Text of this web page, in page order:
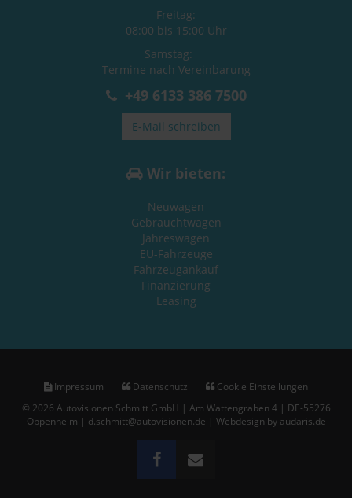
Freitag:
08:00 bis 15:00 Uhr
Samstag:
Termine nach Vereinbarung
+49 6133 386 7500
E-Mail schreiben
Wir bieten:
Neuwagen
Gebrauchtwagen
Jahreswagen
EU-Fahrzeuge
Fahrzeugankauf
Finanzierung
Leasing
Impressum Datenschutz
Cookie Einstellungen
© 2026 Autovisionen Schmitt GmbH | Am Wattengraben 4 | DE-55276
Oppenheim | d.schmitt@autovisionen.de | Webdesign by audaris.de